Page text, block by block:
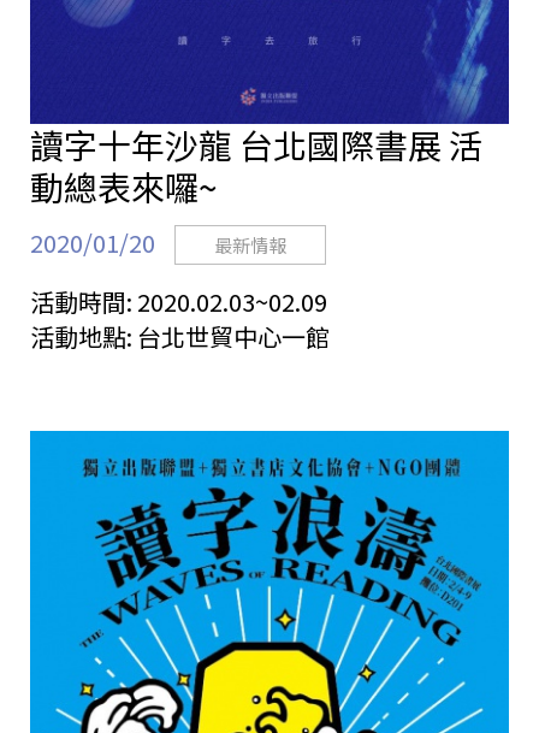
讀字十年沙龍 台北國際書展 活
動總表來囉~
2020/01/20 最新情報
活動時間: 2020.02.03~02.09
活動地點: 台北世貿中心一館